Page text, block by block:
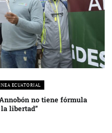
ECUATORIAL
no tiene fórmula
libertad”